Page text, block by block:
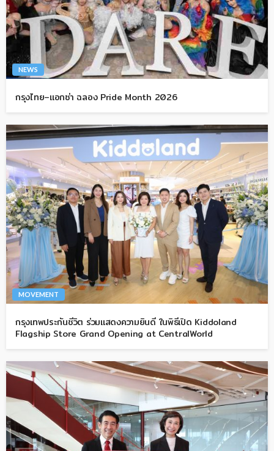
NEWS
กรุงไทย–แอกซ่า ฉลอง Pride Month 2026
MOVEMENT
กรุงเทพประกันชีวิต ร่วมแสดงความยินดี ในพิธีเปิด Kiddoland
Flagship Store Grand Opening at CentralWorld